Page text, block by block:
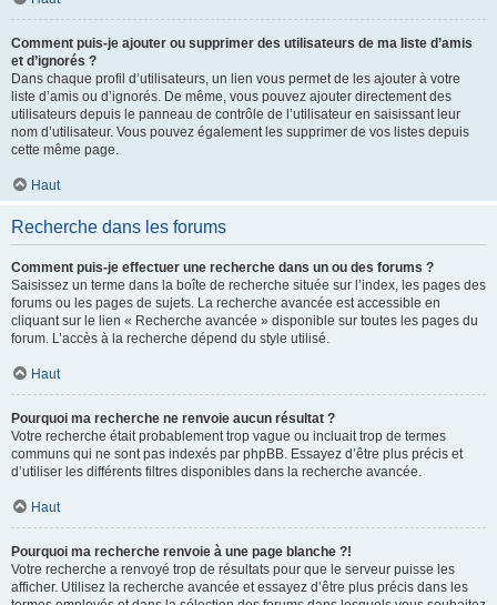
Comment puis-je ajouter ou supprimer des utilisateurs de ma liste d’amis
et d’ignorés ?
Dans chaque profil d’utilisateurs, un lien vous permet de les ajouter à votre
liste d’amis ou d’ignorés. De même, vous pouvez ajouter directement des
utilisateurs depuis le panneau de contrôle de l’utilisateur en saisissant leur
nom d’utilisateur. Vous pouvez également les supprimer de vos listes depuis
cette même page.
Haut
Recherche dans les forums
Comment puis-je effectuer une recherche dans un ou des forums ?
Saisissez un terme dans la boîte de recherche située sur l’index, les pages des
forums ou les pages de sujets. La recherche avancée est accessible en
cliquant sur le lien « Recherche avancée » disponible sur toutes les pages du
forum. L’accès à la recherche dépend du style utilisé.
Haut
Pourquoi ma recherche ne renvoie aucun résultat ?
Votre recherche était probablement trop vague ou incluait trop de termes
communs qui ne sont pas indexés par phpBB. Essayez d’être plus précis et
d’utiliser les différents filtres disponibles dans la recherche avancée.
Haut
Pourquoi ma recherche renvoie à une page blanche ?!
Votre recherche a renvoyé trop de résultats pour que le serveur puisse les
afficher. Utilisez la recherche avancée et essayez d’être plus précis dans les